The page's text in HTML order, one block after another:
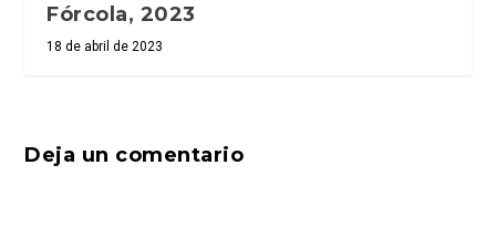
Fórcola, 2023
18 de abril de 2023
Deja un comentario